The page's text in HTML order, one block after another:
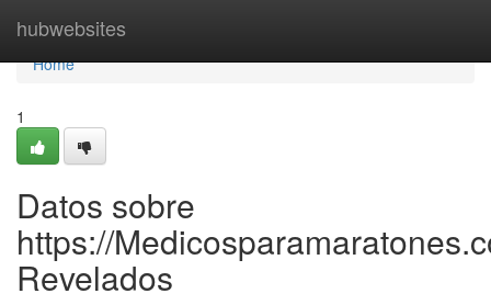
hubwebsites
Home
Home
1
Datos sobre
https://
Revelados